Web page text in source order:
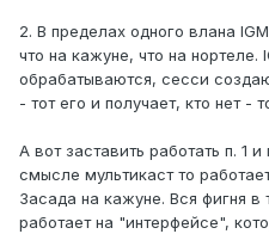
2. В пределах одного влана
что на кажуне, что на нортеле.
обрабатываются, сесси
- тот его и получает, кто нет -
А вот заставить работать п. 1
смысле мультикаст то
Засада на кажуне. Вся фигня в
работает на "интерфейсе",